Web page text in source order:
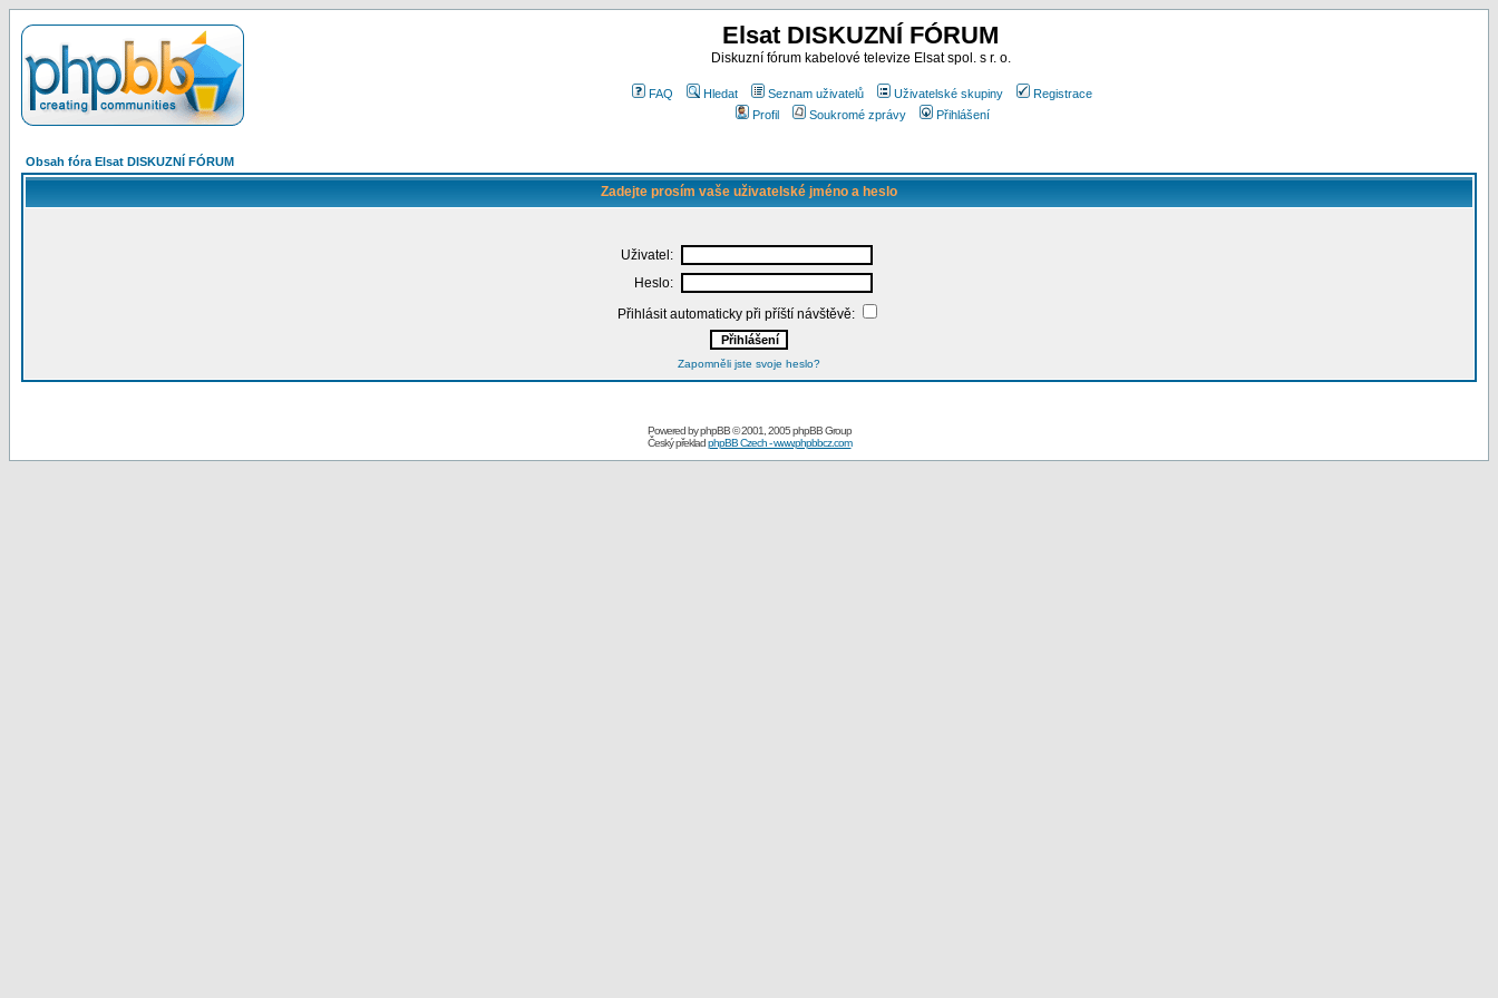
Elsat DISKUZNÍ FÓRUM
Diskuzní fórum kabelové televize Elsat spol. s r. o.
FAQ Hledat Seznam uživatelů Uživatelské skupiny
Registrace
Profil
Soukromé zprávy Přihlášení
Obsah fóra Elsat DISKUZNÍ FÓRUM
Zadejte prosím vaše uživatelské jméno a heslo
Uživatel:
Heslo:
Přihlásit automaticky při příští návštěvě:
Zapomněli jste svoje heslo?
Powered byphpBB© 2001, 2005 phpBB Group
Český překladphpBB Czech - www.phpbbcz.com